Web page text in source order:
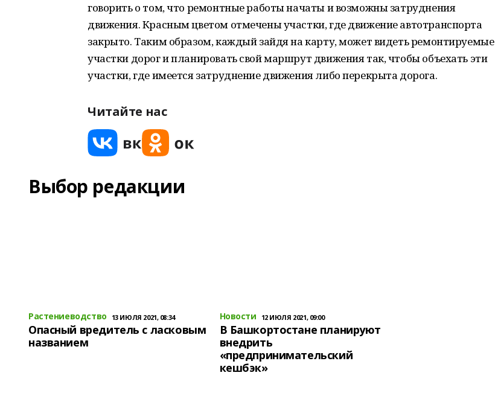
говорить о том, что ремонтные работы начаты и возможны затруднения
движения. Красным цветом отмечены участки, где движение автотранспорта
закрыто. Таким образом, каждый зайдя на карту, может видеть ремонтируемые
участки дорог и планировать свой маршрут движения так, чтобы объехать эти
участки, где имеется затруднение движения либо перекрыта дорога.
Читайте нас
Выбор редакции
Растениеводство 13 ИЮЛЯ 2021, 08:34
Опасный вредитель с ласковым
названием
Новости 12 ИЮЛЯ 2021, 09:00
В Башкортостане планируют
внедрить
«предпринимательский
кешбэк»